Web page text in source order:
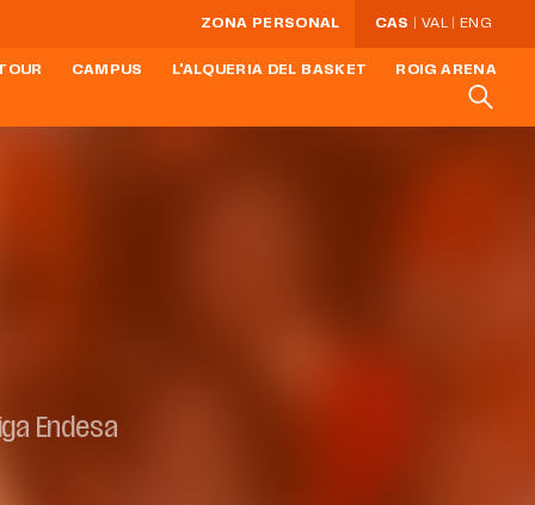
ZONA PERSONAL CAS VAL ENG
CAMPUS L'ALQUERIA DEL BASKET ROIG ARENA
Endesa